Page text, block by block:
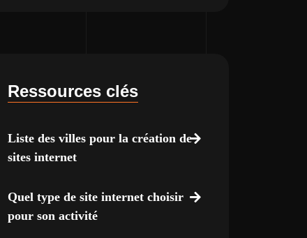
Ressources clés
Liste des villes pour la création de
sites internet
Quel type de site internet choisir
pour son activité